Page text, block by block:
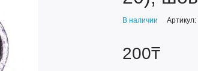
В наличии
200₸